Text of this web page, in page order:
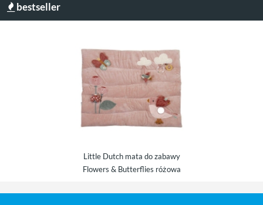
bestseller
Little Dutch mata do zabawy
Flowers & Butterflies różowa